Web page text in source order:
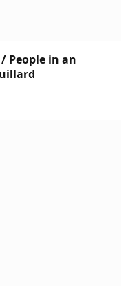
People in an